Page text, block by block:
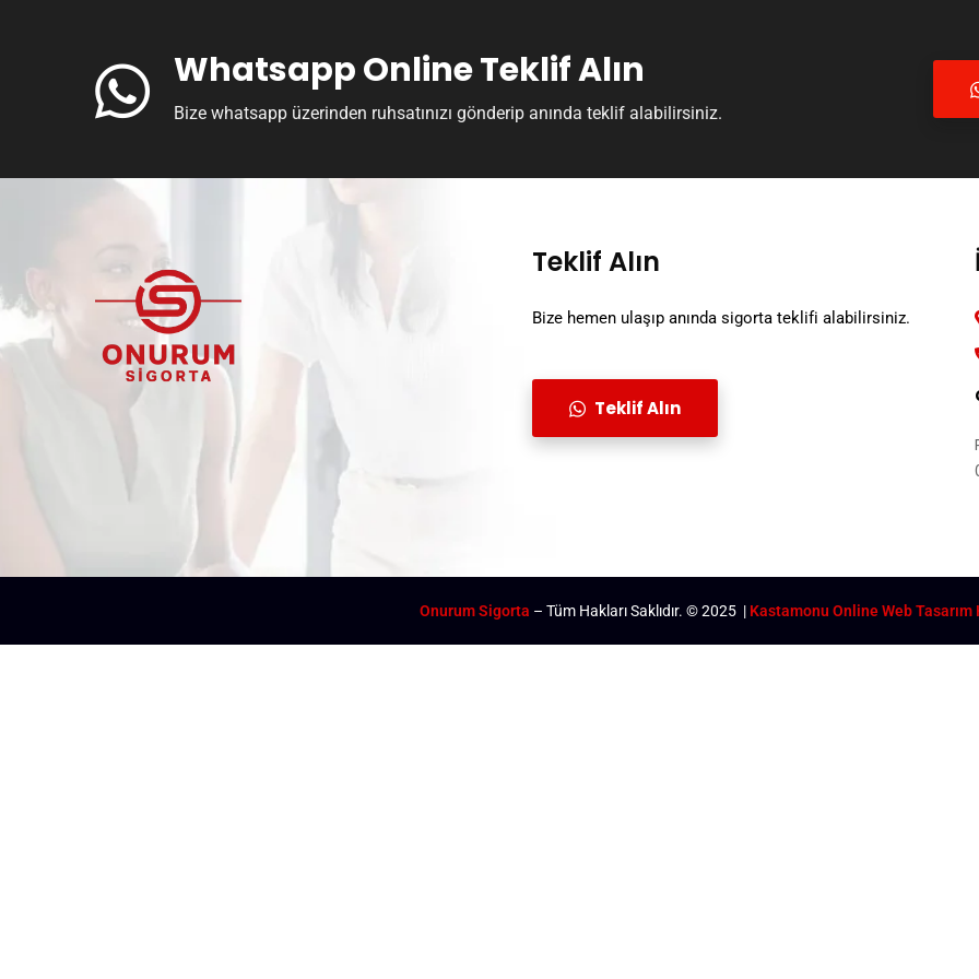
Whatsapp Online Teklif Alın
Bize whatsapp üzerinden ruhsatınızı gönderip anında teklif alabilirsiniz.
Teklif Alın
Bize hemen ulaşıp anında sigorta teklifi alabilirsiniz.
Teklif Alın
Onurum Sigorta – Tüm Hakları Saklıdır. © 2025 | Kastamonu Online Web